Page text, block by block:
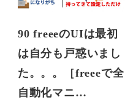
90 freeeのUIは最初
は自分も戸惑いまし
た。。。［freeeで全
自動化マニ…